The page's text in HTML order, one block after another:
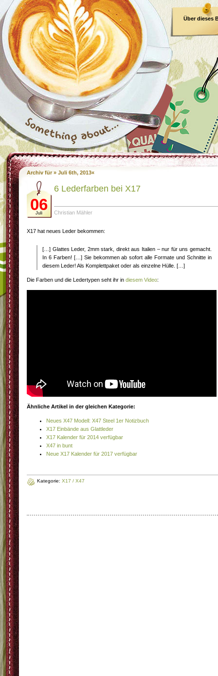
Über dieses
Archiv für » Juli 6th, 2013«
06
Juli
6 Lederfarben bei X17
Christian Mähler
X17 hat neues Leder bekommen:
[…] Glattes Leder, 2mm stark, direkt aus Italien – nur für uns gemacht.
In 6 Farben! […] Sie bekommen ab sofort alle Formate und Schnitte in
diesem Leder! Als Komplettpaket oder als einzelne Hülle. […]
Die Farben und die Ledertypen seht ihr in diesem Video:
Ähnliche Artikel in der gleichen Kategorie:
Neues X47 Modell: X47 Steel 1er Notizbuch
X17 Einbände aus Glattleder
X17 Kalender für 2014 verfügbar
X47 in bunt
Neue X17 Kalender für 2017 verfügbar
Kategorie: X17 / X47